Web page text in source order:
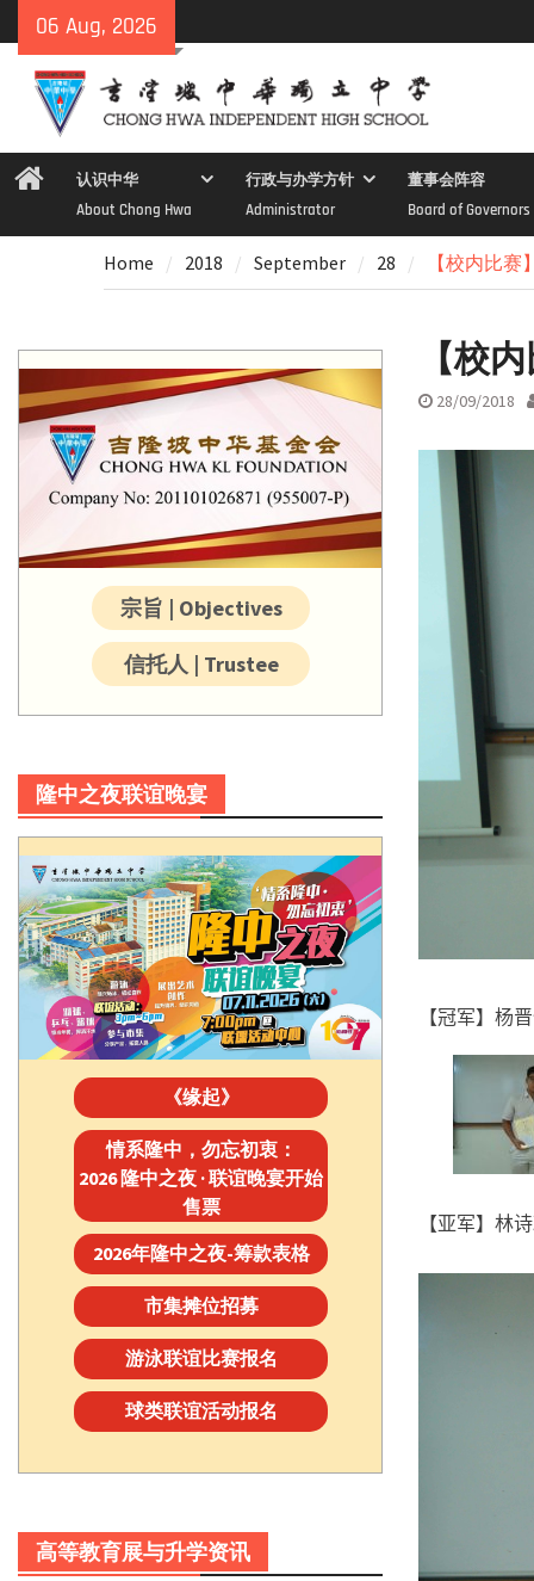
to
content
06 Aug, 2026
Home认识中华
About Chong Hwa
行政与办学方针
Administrator
董事会阵容
Board of Governors
Home 2018 September 28 【校内比
【校
28/09/2018
【冠军】杨
【亚军】林
宗旨 | Objectives
信托人 | Trustee
隆中之夜联谊晚宴
《缘起》
情系隆中，勿忘初衷：
2026 隆中之夜 · 联谊晚宴开始
售票
2026年隆中之夜-筹款表格
市集摊位招募
游泳联谊比赛报名
球类联谊活动报名
高等教育展与升学资讯